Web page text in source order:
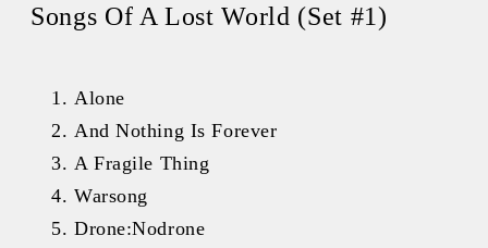
Songs Of A Lost World (Set #1)
Alone
And Nothing Is Forever
A Fragile Thing
Warsong
Drone:Nodrone